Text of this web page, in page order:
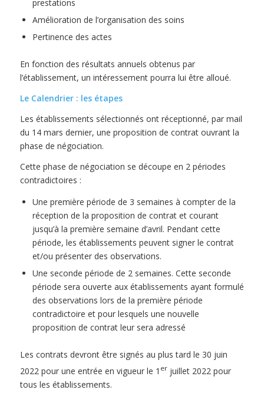
prestations
Amélioration de l’organisation des soins
Pertinence des actes
En fonction des résultats annuels obtenus par
l’établissement, un intéressement pourra lui être alloué.
Le Calendrier : les étapes
Les établissements sélectionnés ont réceptionné, par mail
du 14 mars dernier, une proposition de contrat ouvrant la
phase de négociation.
Cette phase de négociation se découpe en 2 périodes
contradictoires :
Une première période de 3 semaines à compter de la
réception de la proposition de contrat et courant
jusqu’à la première semaine d’avril. Pendant cette
période, les établissements peuvent signer le contrat
et/ou présenter des observations.
Une seconde période de 2 semaines. Cette seconde
période sera ouverte aux établissements ayant formulé
des observations lors de la première période
contradictoire et pour lesquels une nouvelle
proposition de contrat leur sera adressé
Les contrats devront être signés au plus tard le 30 juin
2022 pour une entrée en vigueur le 1 erjuillet 2022 pour
tous les établissements.